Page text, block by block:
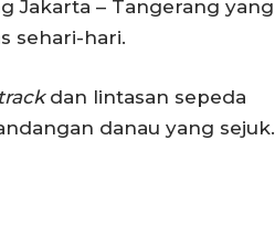
Jakarta – Tangerang yang
sehari-hari.
dan lintasan sepeda
danau yang sejuk.